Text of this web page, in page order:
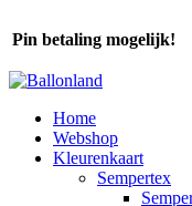
Pin betaling mogelijk!
Home
Webshop
Kleurenkaart
Sempertex